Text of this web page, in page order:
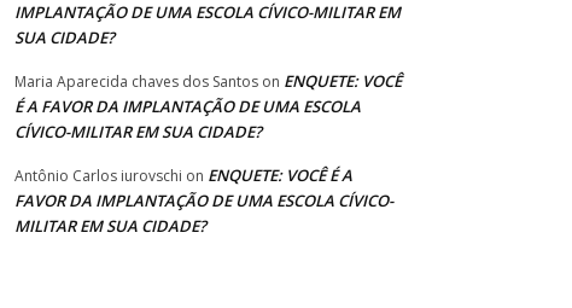
IMPLANTAÇÃO DE UMA ESCOLA CÍVICO-MILITAR EM
SUA CIDADE?
Maria Aparecida chaves dos Santos on ENQUETE: VOCÊ
É A FAVOR DA IMPLANTAÇÃO DE UMA ESCOLA
CÍVICO-MILITAR EM SUA CIDADE?
Antônio Carlos iurovschi on ENQUETE: VOCÊ É A
FAVOR DA IMPLANTAÇÃO DE UMA ESCOLA CÍVICO-
MILITAR EM SUA CIDADE?